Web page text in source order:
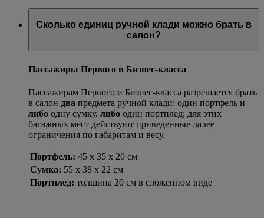
Сколько единиц ручной клади можно брать в
салон?
Пассажиры Первого и Бизнес-класса
Пассажирам Первого и Бизнес-класса разрешается брать
в салон два предмета ручной клади: один портфель и
либо одну сумку, либо один портплед; для этих
багажных мест действуют приведенные далее
ограничения по габаритам и весу.
Портфель: 45 x 35 x 20 см
Сумка: 55 x 38 x 22 см
Портплед: толщина 20 см в сложенном виде